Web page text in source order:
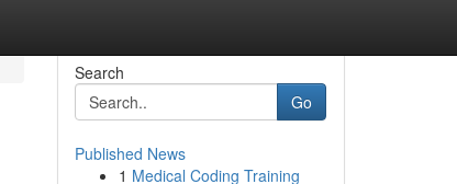
Search
Go
Published News
1 Medical Coding Training